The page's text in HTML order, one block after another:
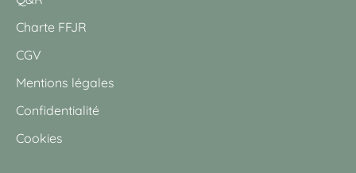
Charte FFJR
CGV
Mentions légales
Confidentialité
Cookies